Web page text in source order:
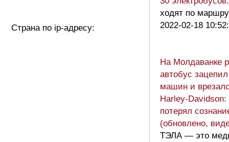
Страна по ip-адресу:
ходят по
2022-02-18
На Молдаванке
автобус
машин и
Harley-Davidson:
потерял
(обновлено,
ТЭЛА — это